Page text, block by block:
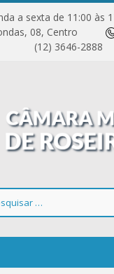
a sexta de 11:00
08, Centro
(12) 3646-2888